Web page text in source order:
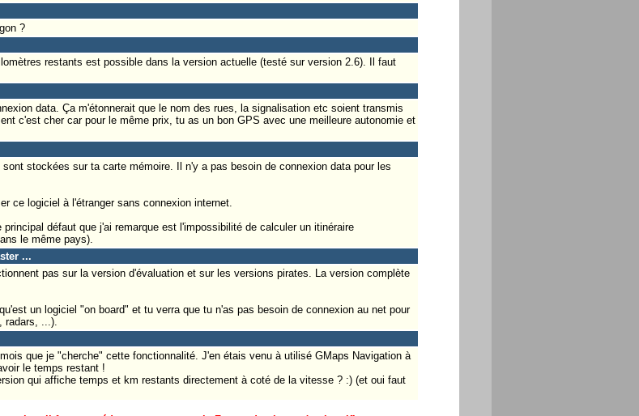
?
restants est possible dans la version actuelle (testé sur version 2.6). Il faut
data. Ça m'étonnerait que le nom des rues, la signalisation etc soient transmis
c'est cher car pour le même prix, tu as un bon GPS avec une meilleure autonomie et
stockées sur ta carte mémoire. Il n'y a pas besoin de connexion data pour les
ce logiciel à l'étranger sans connexion internet.
défaut que j'ai remarque est l'impossibilité de calculer un itinéraire
le même pays).
...
pas sur la version d'évaluation et sur les versions pirates. La version complète
un logiciel "on board" et tu verra que tu n'as pas besoin de connexion au net pour
radars, ...).
que je "cherche" cette fonctionnalité. J'en étais venu à utilisé GMaps Navigation à
le temps restant !
qui affiche temps et km restants directement à coté de la vitesse ? :) (et oui faut